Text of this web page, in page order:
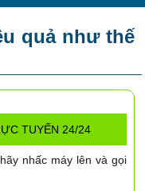
quả như thế
TUYẾN 24/24
nhấc máy lên và gọi